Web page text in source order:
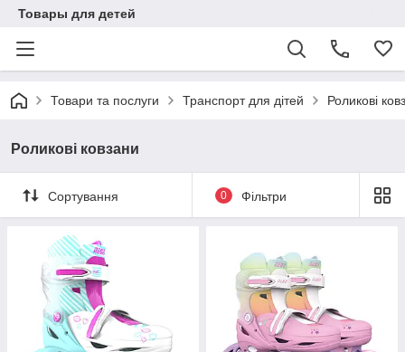
Товары для детей
Товари та послуги Транспорт для дітей Роликові
Роликові ковзани
Сортування 0 Фільтри